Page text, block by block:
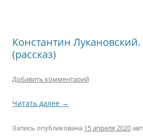
Константин
(рассказ)
Добавить комментарий
Читать далее →
Запись опубликована 15 апреля 2020